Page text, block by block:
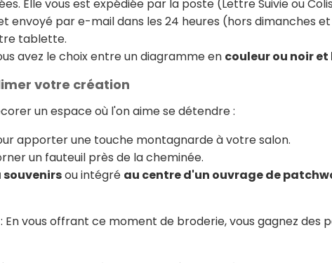
Elle vous est expédiée par la poste (Lettre Suivie ou
envoyé par e-mail dans les 24 heures (hors dimanches
tablette.
avez le choix entre un diagramme en couleur ou noir
votre création
un espace où l'on aime se détendre :
apporter une touche montagnarde à votre salon.
un fauteuil près de la cheminée.
souvenirsou intégré au centre d'un ouvrage de
: En vous offrant ce moment de broderie, vous gagnez